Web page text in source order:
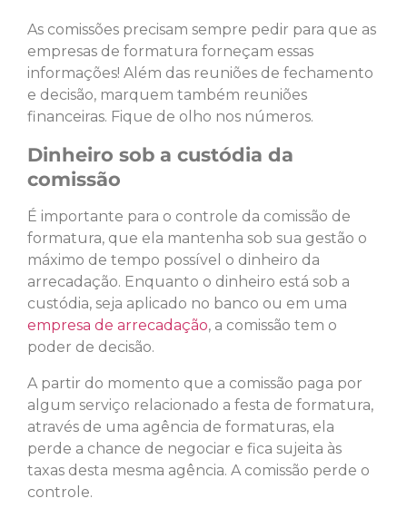
As comissões precisam sempre pedir para que as
empresas de formatura forneçam essas
informações! Além das reuniões de fechamento
e decisão, marquem também reuniões
financeiras. Fique de olho nos números.
Dinheiro sob a custódia da
comissão
É importante para o controle da comissão de
formatura, que ela mantenha sob sua gestão o
máximo de tempo possível o dinheiro da
arrecadação. Enquanto o dinheiro está sob a
custódia, seja aplicado no banco ou em uma
empresa de arrecadação, a comissão tem o
poder de decisão.
A partir do momento que a comissão paga por
algum serviço relacionado a festa de formatura,
através de uma agência de formaturas, ela
perde a chance de negociar e fica sujeita às
taxas desta mesma agência. A comissão perde o
controle.